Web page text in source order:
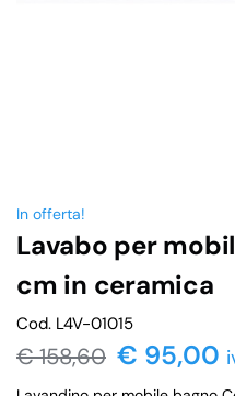
In offerta!
Lavabo per
cm in ceramica
Cod. L4V-01015
€158,60 € 95,00